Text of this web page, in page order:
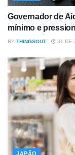
Governador de
mínimo e
BY THINGSOUT 31 DE
JAPÃO